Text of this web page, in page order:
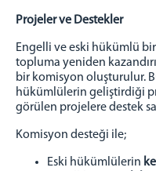
Bağımsızlık Türkünü
Bağımlılığa el verelim
Temiz Çevre Projesi
Sosyal Beceri Projesi
Paylaşmadaki Huzur
GÖNÜLLÜ OL
Projeler ve Destekler
Engelli ve eski hükümlü
topluma yeniden
bir komisyon oluşturulur.
hükümlülerin geliştirdiği
görülen projelere destek
Komisyon desteği ile;
Eski hükümlülerin